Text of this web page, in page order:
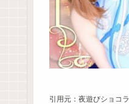
引用元：夜遊びショコラ